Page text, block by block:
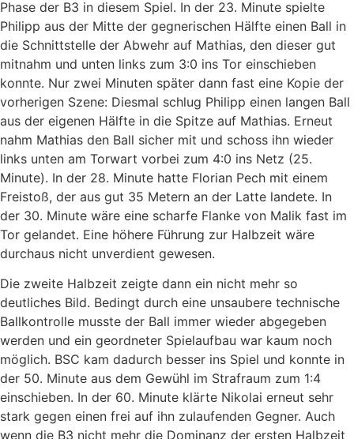
Phase der B3 in diesem Spiel. In der 23. Minute spielte
Philipp aus der Mitte der gegnerischen Hälfte einen Ball in
die Schnittstelle der Abwehr auf Mathias, den dieser gut
mitnahm und unten links zum 3:0 ins Tor einschieben
konnte. Nur zwei Minuten später dann fast eine Kopie der
vorherigen Szene: Diesmal schlug Philipp einen langen Ball
aus der eigenen Hälfte in die Spitze auf Mathias. Erneut
nahm Mathias den Ball sicher mit und schoss ihn wieder
links unten am Torwart vorbei zum 4:0 ins Netz (25.
Minute). In der 28. Minute hatte Florian Pech mit einem
Freistoß, der aus gut 35 Metern an der Latte landete. In
der 30. Minute wäre eine scharfe Flanke von Malik fast im
Tor gelandet. Eine höhere Führung zur Halbzeit wäre
durchaus nicht unverdient gewesen.
Die zweite Halbzeit zeigte dann ein nicht mehr so
deutliches Bild. Bedingt durch eine unsaubere technische
Ballkontrolle musste der Ball immer wieder abgegeben
werden und ein geordneter Spielaufbau war kaum noch
möglich. BSC kam dadurch besser ins Spiel und konnte in
der 50. Minute aus dem Gewühl im Strafraum zum 1:4
einschieben. In der 60. Minute klärte Nikolai erneut sehr
stark gegen einen frei auf ihn zulaufenden Gegner. Auch
wenn die B3 nicht mehr die Dominanz der ersten Halbzeit